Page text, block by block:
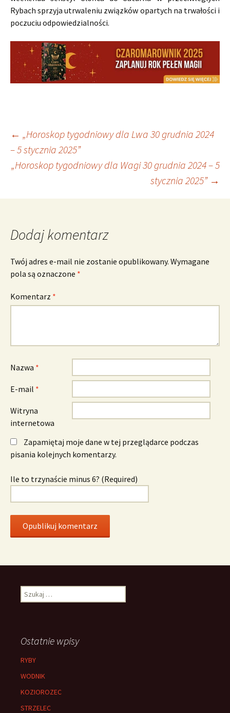
Rybach sprzyja utrwaleniu związków opartych na trwałości i
poczuciu odpowiedzialności.
Nawigacja
wpisu
← „Horoskop tygodniowy dla Lwa 30 grudnia 2024
– 5 stycznia 2025”
„Horoskop tygodniowy dla Wagi 30 grudnia 2024 – 5
stycznia 2025” →
Dodaj komentarz
Twój adres e-mail nie zostanie opublikowany. Wymagane
pola są oznaczone *
Komentarz *
Nazwa *
E-mail *
Witryna
internetowa
Zapamiętaj moje dane w tej przeglądarce podczas
pisania kolejnych komentarzy.
Ile to trzynaście minus 6? (Required)
Szukaj:
Ostatnie wpisy
RYBY
WODNIK
KOZIOROZEC
STRZELEC